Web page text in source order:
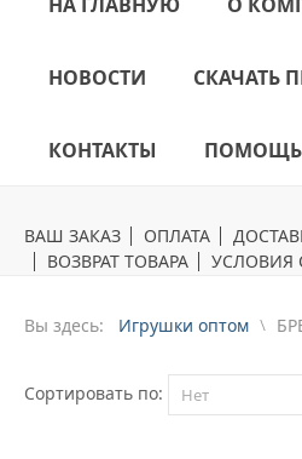
НОВОСТИ СКАЧАТЬ
КОНТАКТЫ ПОМОЩЬ
ВАШ ЗАКАЗ ОПЛАТА
ВОЗВРАТ ТОВАРА
УСЛОВИЯ
Вы здесь: Игрушки оптом
Сортировать по: